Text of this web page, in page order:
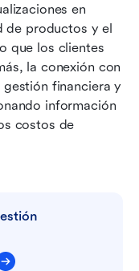
en
de productos y el
que los clientes
la conexión con
gestión financiera y
información
costos de